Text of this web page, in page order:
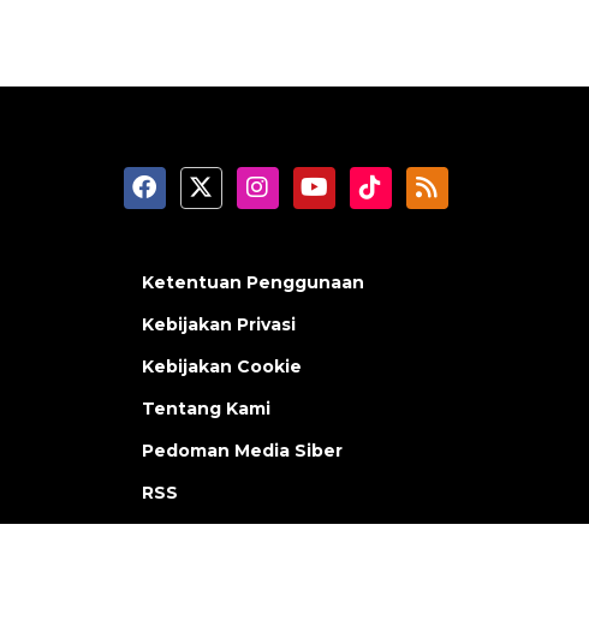
Ketentuan Penggunaan
Kebijakan Privasi
Kebijakan Cookie
Tentang Kami
Pedoman Media Siber
RSS